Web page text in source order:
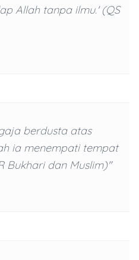
Allah tanpa ilmu.' (QS
berdusta atas
ia menempati tempat
Bukhari dan Muslim)"